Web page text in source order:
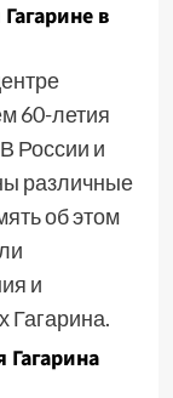
в
60-летия
России и
различные
об этом
и
Гагарина.